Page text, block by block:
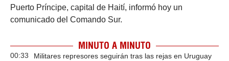
Puerto Príncipe, capital de Haití, informó hoy un
comunicado del Comando Sur.
MINUTO A MINUTO
00:33 Militares represores seguirán tras las rejas en Uruguay